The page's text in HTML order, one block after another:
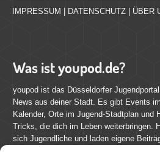
IMPRESSUM DATENSCHUTZ ÜBER
Was ist youpod.de?
youpod ist das Düsseldorfer
News aus deiner Stadt. Es gibt Events
Kalender, Orte im Jugend-Stadtplan und
Tricks, die dich im Leben weiterbringen.
sich Jugendliche und laden eigene